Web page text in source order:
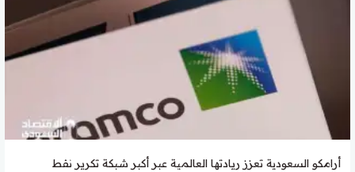
أرامكو السعودية تعزز ريادتها العالمية عبر أكبر شبكة تكرير نفط